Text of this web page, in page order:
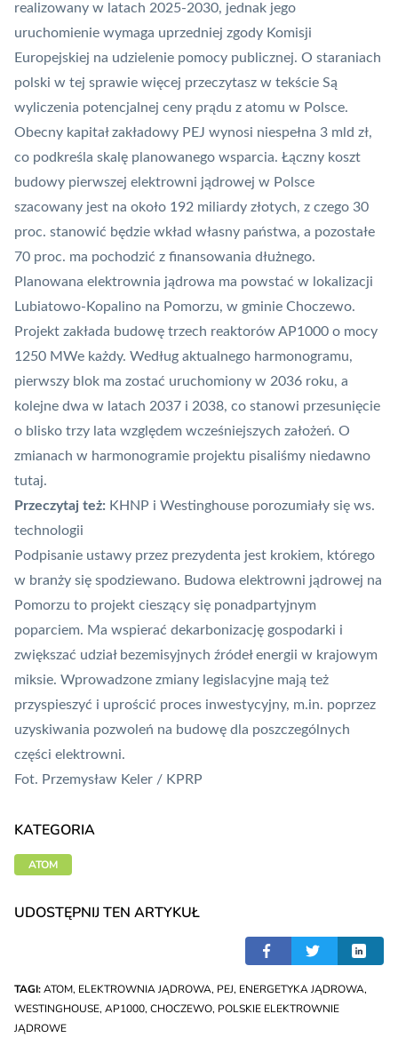
realizowany w latach 2025-2030, jednak jego
uruchomienie wymaga uprzedniej zgody Komisji
Europejskiej na udzielenie pomocy publicznej. ​O staraniach
polski w tej sprawie więcej przeczytasz w tekście Są
wyliczenia potencjalnej ceny prądu z atomu w Polsce.
Obecny kapitał zakładowy PEJ wynosi niespełna 3 mld zł,
co podkreśla skalę planowanego wsparcia. Łączny koszt
budowy pierwszej elektrowni jądrowej w Polsce
szacowany jest na około 192 miliardy złotych, z czego 30
proc. stanowić będzie wkład własny państwa, a pozostałe
70 proc. ma pochodzić z finansowania dłużnego. ​
Planowana elektrownia jądrowa ma powstać w lokalizacji
Lubiatowo-Kopalino na Pomorzu, w gminie Choczewo.
Projekt zakłada budowę trzech reaktorów AP1000 o mocy
1250 MWe każdy. Według aktualnego harmonogramu,
pierwszy blok ma zostać uruchomiony w 2036 roku, a
kolejne dwa w latach 2037 i 2038, co stanowi przesunięcie
o blisko trzy lata względem wcześniejszych założeń. ​O
zmianach w harmonogramie projektu pisaliśmy niedawno
tutaj.
Przeczytaj też: KHNP i Westinghouse porozumiały się ws.
technologii
Podpisanie ustawy przez prezydenta jest krokiem, którego
w branży się spodziewano. Budowa elektrowni jądrowej na
Pomorzu to projekt cieszący się ponadpartyjnym
poparciem. Ma wspierać dekarbonizację gospodarki i
zwiększać udział bezemisyjnych źródeł energii w krajowym
miksie. Wprowadzone zmiany legislacyjne mają też
przyspieszyć i uprościć proces inwestycyjny, m.in. poprzez
uzyskiwania pozwoleń na budowę dla poszczególnych
części elektrowni. ​
Fot. Przemysław Keler / KPRP
KATEGORIA
ATOM
UDOSTĘPNIJ TEN ARTYKUŁ
TAGI:ATOM, ELEKTROWNIA JĄDROWA, PEJ, ENERGETYKA JĄDROWA,
WESTINGHOUSE, AP1000, CHOCZEWO, POLSKIE ELEKTROWNIE
JĄDROWE